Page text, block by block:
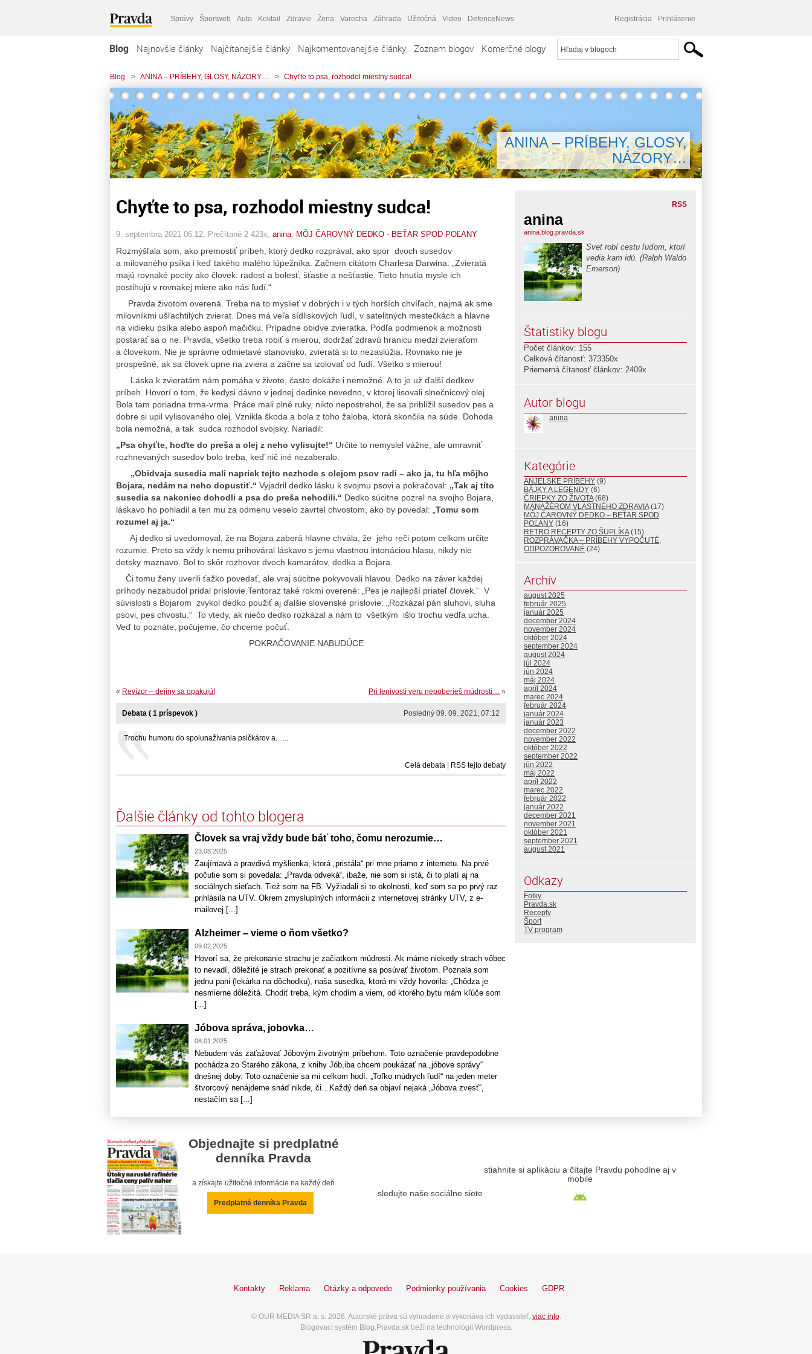
Správy Športweb Auto Koktail Zdravie Žena Varecha Záhrada Užitočná Video DefenceNews Registrácia Prihlásenie
Blog Najnovšie články Najčítanejšie články Najkomentovanejšie články Zoznam blogov Komerčné blogy
Blog > ANINA – PRÍBEHY, GLOSY, NÁZORY… > Chyťte to psa, rozhodol miestny sudca!
ANINA – PRÍBEHY, GLOSY,
NÁZORY…
Chyťte to psa, rozhodol miestny sudca!
9. septembra 2021 06:12 , Prečítané 2 423x, anina MÔJ ČAROVNÝ DEDKO - BEŤAR SPOD POĽANY
Rozmýšľala som, ako premostiť príbeh, ktorý dedko rozprával, ako spor dvoch susedov
a milovaného psíka i keď takého malého lúpežníka. Začnem citátom Charlesa Darwina: „Zvieratá
majú rovnaké pocity ako človek: radosť a bolesť, šťastie a nešťastie. Tieto hnutia mysle ich
postihujú v rovnakej miere ako nás ľudí.“
Pravda životom overená. Treba na to myslieť v dobrých i v tých horších chvíľach, najmä ak sme
milovníkmi ušľachtilých zvierat. Dnes má veľa sídliskových ľudí, v satelitných mestečkách a hlavne
na vidieku psíka alebo aspoň mačičku. Prípadne obidve zvieratka. Podľa podmienok a možnosti
postarať sa o ne. Pravda, všetko treba robiť s mierou, dodržať zdravú hranicu medzi zvieraťom
a človekom. Nie je správne odmietavé stanovisko, zvieratá si to nezaslúžia. Rovnako nie je
prospešné, ak sa človek upne na zviera a začne sa izolovať od ľudí. Všetko s mierou!
Láska k zvieratám nám pomáha v živote, často dokáže i nemožné. A to je už ďalší dedkov
príbeh. Hovorí o tom, že kedysi dávno v jednej dedinke nevedno, v ktorej lisovali slnečnicový olej.
Bola tam poriadna trma-vrma. Práce mali plné ruky, nikto nepostrehol, že sa priblížil susedov pes a
dobre si upil vylisovaného olej. Vznikla škoda a bola z toho žaloba, ktorá skončila na súde. Dohoda
bola nemožná, a tak sudca rozhodol svojsky. Nariadil:
„Psa chyťte, hoďte do preša a olej z neho vylisujte!“ Určite to nemyslel vážne, ale umravniť
rozhnevaných susedov bolo treba, keď nič iné nezaberalo.
„Obidvaja susedia mali napriek tejto nezhode s olejom psov radi – ako ja, tu hľa môjho
Bojara, nedám na neho dopustiť.“ Vyjadril dedko lásku k svojmu psovi a pokračoval: „Tak aj títo
susedia sa nakoniec dohodli a psa do preša nehodili.“ Dedko súcitne pozrel na svojho Bojara,
láskavo ho pohladil a ten mu za odmenu veselo zavrtel chvostom, ako by povedal: „ Tomu som
rozumel aj ja.“
Aj dedko si uvedomoval, že na Bojara zaberá hlavne chvála, že jeho reči potom celkom určite
rozumie. Preto sa vždy k nemu prihováral láskavo s jemu vlastnou intonáciou hlasu, nikdy nie
detsky maznavo. Bol to skôr rozhovor dvoch kamarátov, dedka a Bojara.
Či tomu ženy uverili ťažko povedať, ale vraj súcitne pokyvovali hlavou. Dedko na záver každej
príhody nezabudol pridal príslovie.Tentoraz také rokmi overené: „Pes je najlepší priateľ človek.“ V
súvislosti s Bojarom zvykol dedko použiť aj ďalšie slovenské príslovie: „Rozkázal pán sluhovi, sluha
psovi, pes chvostu.“ To vtedy, ak niečo dedko rozkázal a nám to všetkým išlo trochu vedľa ucha.
Veď to poznáte, počujeme, čo chceme počuť.
POKRAČOVANIE NABUDÚCE
Pri lenivosti veru nepoberieš múdrosti… »
« Revízor – dejiny sa opakujú!
Posledný 09. 09. 2021, 07:12
Debata ( 1 príspevok )
.Trochu humoru do spolunažívania psičkárov a... ...
Celá debata | RSS tejto debaty
Ďalšie články od tohto blogera
Človek sa vraj vždy bude báť toho, čomu nerozumie…
23.08.2025
Zaujímavá a pravdivá myšlienka, ktorá „pristála“ pri mne priamo z internetu. Na prvé
počutie som si povedala: „Pravda odveká“, ibaže, nie som si istá, či to platí aj na
sociálnych sieťach. Tiež som na FB. Vyžiadali si to okolnosti, keď som sa po prvý raz
prihlásila na UTV. Okrem zmysluplných informácii z internetovej stránky UTV, z e-
mailovej [...]
Alzheimer – vieme o ňom všetko?
09.02.2025
Hovorí sa, že prekonanie strachu je začiatkom múdrosti. Ak máme niekedy strach vôbec
to nevadí, dôležité je strach prekonať a pozitívne sa posúvať životom. Poznala som
jednu pani (lekárka na dôchodku), naša susedka, ktorá mi vždy hovorila: „Chôdza je
nesmierne dôležitá. Chodiť treba, kým chodím a viem, od ktorého bytu mám kľúče som
[...]
Jóbova správa, jobovka…
08.01.2025
Nebudem vás zaťažovať Jóbovým životným príbehom. Toto označenie pravdepodobne
pochádza zo Starého zákona, z knihy Jób,iba chcem poukázať na „jóbove správy“
dnešnej doby. Toto označenie sa mi celkom hodí. „Toľko múdrych ľudí“ na jeden meter
štvorcový nenájdeme snáď nikde, či…Každý deň sa objaví nejaká „Jóbova zvesť“,
nestačím sa [...]
RSS
anina
anina.blog.pravda.sk
Svet robí cestu ľuďom, ktorí
vedia kam idú. (Ralph Waldo
Emerson)
Štatistiky blogu
Počet článkov: 155
Celková čítanosť: 373350x
Priemerná čítanosť článkov: 2409x
Autor blogu
anina
Kategórie
ANJELSKÉ PRÍBEHY (9)
BÁJKY A LEGENDY (6)
ČRIEPKY ZO ŽIVOTA(68)
MANAŽÉROM VLASTNÉHO ZDRAVIA(17)
MÔJ ČAROVNÝ DEDKO – BEŤAR SPOD
POĽANY (16)
RETRO RECEPTY ZO ŠUPLÍKA(15)
ROZPRÁVAČKA – PRÍBEHY VYPOČUTÉ,
ODPOZOROVANÉ (24)
Archív
august 2025
február 2025
január 2025
december 2024
november 2024
október 2024
september 2024
august 2024
júl 2024
jún 2024
máj 2024
apríl 2024
marec 2024
február 2024
január 2024
január 2023
december 2022
november 2022
október 2022
september 2022
jún 2022
máj 2022
apríl 2022
marec 2022
február 2022
január 2022
december 2021
november 2021
október 2021
september 2021
august 2021
Odkazy
Fotky
Pravda.sk
Recepty
Šport
TV program
Objednajte si predplatné
denníka Pravda
a získajte užitočné informácie na každý deň
Predplatné denníka Pravda
sledujte naše sociálne siete
stiahnite si aplikáciu a čítajte Pravdu pohodlne aj v
mobile
Kontakty Reklama Otázky a odpovede Podmienky používania Cookies GDPR
© OUR MEDIA SR a. s. 2026. Autorské práva sú vyhradené a vykonáva ich vydavateľ, viac info.
Blogovací systém Blog.Pravda.sk beží na technológií Wordpress.